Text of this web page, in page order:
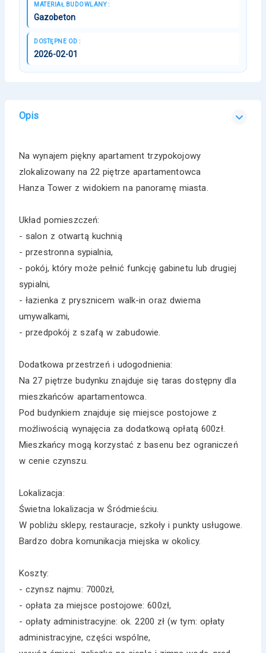
MATERIAŁ BUDOWLANY :
Gazobeton
DOSTĘPNE OD :
2026-02-01
Opis
Na wynajem piękny apartament trzypokojowy
zlokalizowany na 22 piętrze apartamentowca
Hanza Tower z widokiem na panoramę miasta.
Układ pomieszczeń:
- salon z otwartą kuchnią
- przestronna sypialnia,
- pokój, który może pełnić funkcję gabinetu lub drugiej
sypialni,
- łazienka z prysznicem walk-in oraz dwiema
umywalkami,
- przedpokój z szafą w zabudowie.
Dodatkowa przestrzeń i udogodnienia:
Na 27 piętrze budynku znajduje się taras dostępny dla
mieszkańców apartamentowca.
Pod budynkiem znajduje się miejsce postojowe z
możliwością wynajęcia za dodatkową opłatą 600zł.
Mieszkańcy mogą korzystać z basenu bez ograniczeń
w cenie czynszu.
Lokalizacja:
Świetna lokalizacja w Śródmieściu.
W pobliżu sklepy, restauracje, szkoły i punkty usługowe.
Bardzo dobra komunikacja miejska w okolicy.
Koszty:
- czynsz najmu: 7000zł,
- opłata za miejsce postojowe: 600zł,
- opłaty administracyjne: ok. 2200 zł (w tym: opłaty
administracyjne, części wspólne,